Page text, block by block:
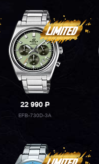
22 990P
EFB-730D-3A